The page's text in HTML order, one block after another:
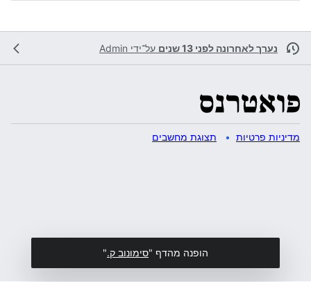
נערך לאחרונה לפני 13 שנים על־ידי Admin
מדיניות פרטיות תצוגת מחשבים
הופנה מהדף "סימונוב ק."